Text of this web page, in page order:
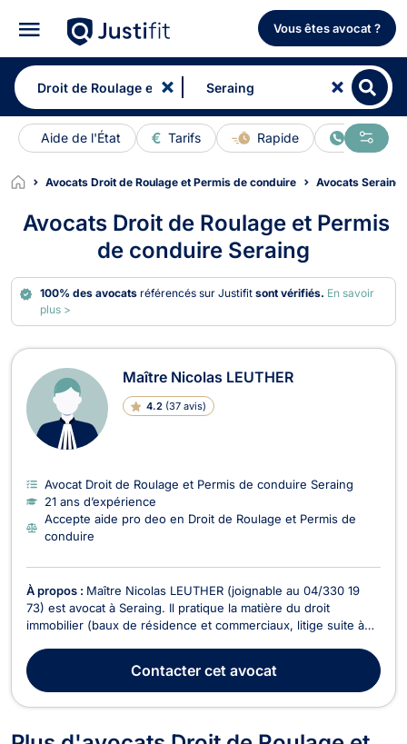
Vous êtes avocat ?
Aide de l'État Tarifs Rapide En ligne
Avocats Droit de Roulage et Permis de conduire Avocats Seraing
Avocats Droit de Roulage et Permis
de conduire Seraing
100% des avocats référencés sur Justifitsont vérifiés. En savoir
plus >
Avocats en Droit de Roulage et
Maître Nicolas LEUTHER
4.2 (37 avis)
Avocat Droit de Roulage et Permis de conduire Seraing
21 ans d’expérience
Accepte aide pro deo en Droit de Roulage et Permis de
conduire
À propos : Maître Nicolas LEUTHER (joignable au 04/330 19
73) est avocat à Seraing. Il pratique la matière du droit
immobilier (baux de résidence et commerciaux, litige suite à
(informations quant à vos droits, assistance en cas de
procédure de liquidation d'une succession,...
Contactercet avocat